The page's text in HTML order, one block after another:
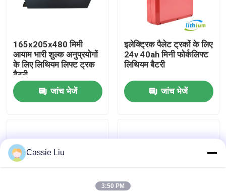
एक उद्धरण का अनुरोध करें
फोर्कलिफ्ट लिथियम बैटरी
48 वोल्ट लिथियम आयन फोर्कलिफ्ट बैटरी
165x205x480 मिमी
आयाम भारी शुल्क अनुप्रयोगों
के लिए लिथियम लिफ्ट ट्रक
बैटरी
जांच भेजें
इलेक्ट्रिक पैलेट ट्रकों के लिए
24v 40ah मिनी फोर्कलिफ्ट
लिथियम बैटरी
जांच भेजें
Cassie Liu
3:50 PM